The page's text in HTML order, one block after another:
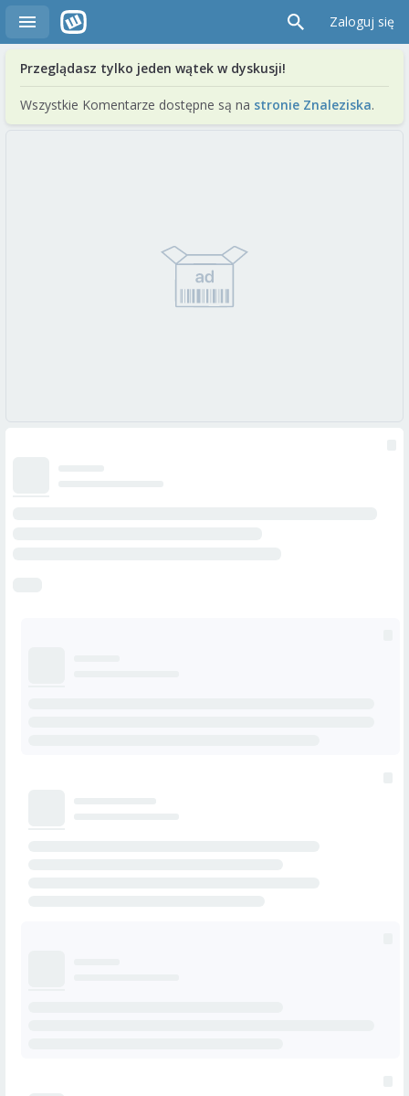
Zaloguj się
Przeglądasz tylko jeden wątek w dyskusji!
Wszystkie Komentarze dostępne są na stronie Znaleziska.